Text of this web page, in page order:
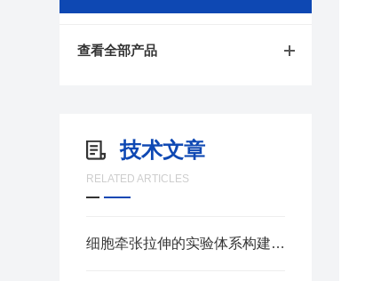
查看全部产品
技术文章
RELATED ARTICLES
细胞牵张拉伸的实验体系构建要点